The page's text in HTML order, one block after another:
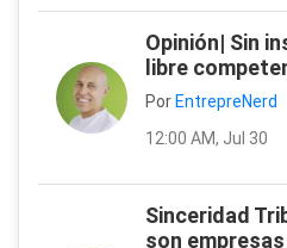
Opinión| Sin
libre
Por EntrepreNerd
12:00 AM, Jul 30
Sinceridad
son